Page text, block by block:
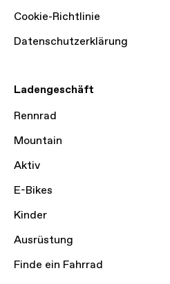
Cookie-Richtlinie
Datenschutzerklärung
Ladengeschäft
Rennrad
Mountain
Aktiv
E-Bikes
Kinder
Ausrüstung
Finde ein Fahrrad